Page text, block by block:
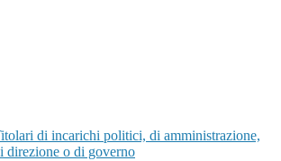
di incarichi politici, di amministrazione,
direzione o di governo